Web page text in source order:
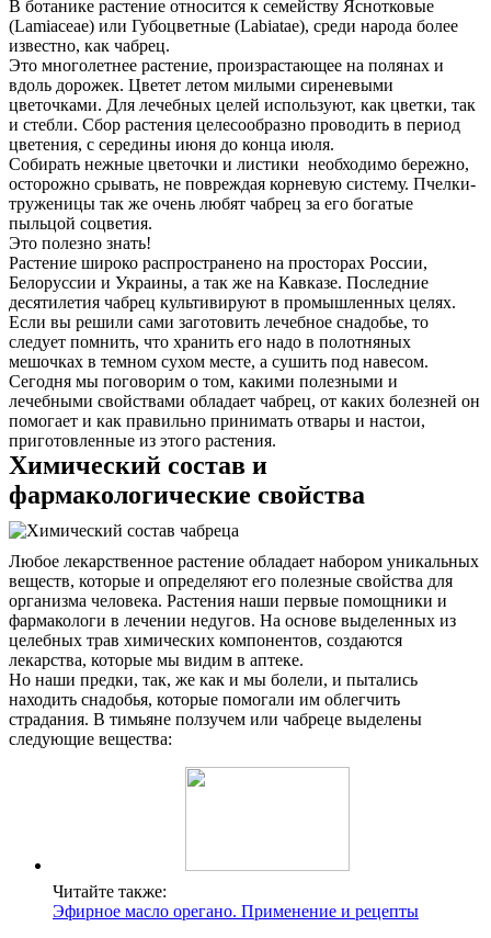
В ботанике растение относится к семейству Яснотковые
(Lamiaceae) или Губоцветные (Labiatae), среди народа более
известно, как чабрец.
Это многолетнее растение, произрастающее на полянах и
вдоль дорожек. Цветет летом милыми сиреневыми
цветочками. Для лечебных целей используют, как цветки, так
и стебли. Сбор растения целесообразно проводить в период
цветения, с середины июня до конца июля.
Собирать нежные цветочки и листики необходимо бережно,
осторожно срывать, не повреждая корневую систему. Пчелки-
труженицы так же очень любят чабрец за его богатые
пыльцой соцветия.
Это полезно знать!
Растение широко распространено на просторах России,
Белоруссии и Украины, а так же на Кавказе. Последние
десятилетия чабрец культивируют в промышленных целях.
Если вы решили сами заготовить лечебное снадобье, то
следует помнить, что хранить его надо в полотняных
мешочках в темном сухом месте, а сушить под навесом.
Сегодня мы поговорим о том, какими полезными и
лечебными свойствами обладает чабрец, от каких болезней он
помогает и как правильно принимать отвары и настои,
приготовленные из этого растения.
Химический состав и
фармакологические свойства
Любое лекарственное растение обладает набором уникальных
веществ, которые и определяют его полезные свойства для
организма человека. Растения наши первые помощники и
фармакологи в лечении недугов. На основе выделенных из
целебных трав химических компонентов, создаются
лекарства, которые мы видим в аптеке.
Но наши предки, так, же как и мы болели, и пытались
находить снадобья, которые помогали им облегчить
страдания. В тимьяне ползучем или чабреце выделены
следующие вещества:
Читайте также:
Эфирное масло орегано. Применение и рецепты